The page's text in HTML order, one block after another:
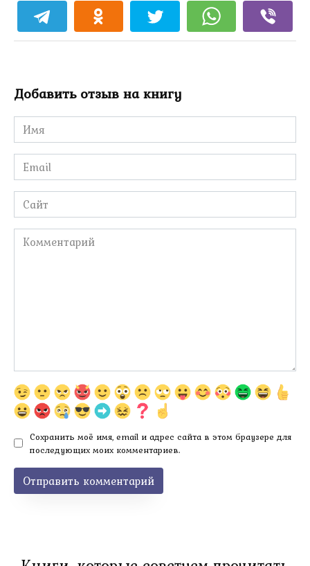
Добавить отзыв на книгу
Имя
*
Email
*
Сайт
Комментарий
Сохранить моё имя, email и адрес сайта в этом браузере для
последующих моих комментариев.